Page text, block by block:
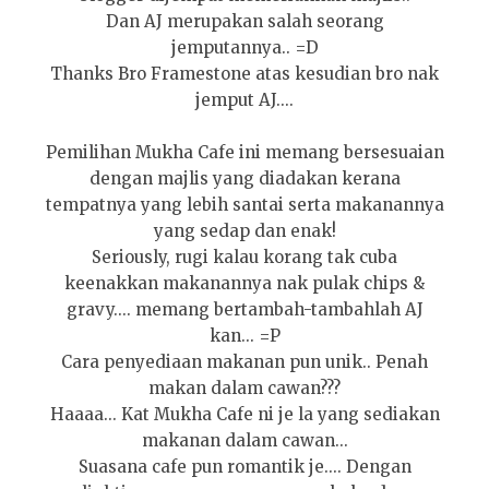
Dan AJ merupakan salah seorang
jemputannya.. =D
Thanks Bro Framestone atas kesudian bro nak
jemput AJ....
Pemilihan Mukha Cafe ini memang bersesuaian
dengan majlis yang diadakan kerana
tempatnya yang lebih santai serta makanannya
yang sedap dan enak!
Seriously, rugi kalau korang tak cuba
keenakkan makanannya nak pulak chips &
gravy.... memang bertambah-tambahlah AJ
kan... =P
Cara penyediaan makanan pun unik.. Penah
makan dalam cawan???
Haaaa... Kat Mukha Cafe ni je la yang sediakan
makanan dalam cawan...
Suasana cafe pun romantik je.... Dengan